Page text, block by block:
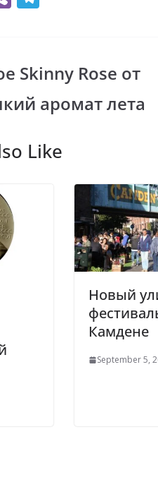
gr
a
m
Skinny Rose от
аромат лета
Like
Новый
Камдене
September 5,